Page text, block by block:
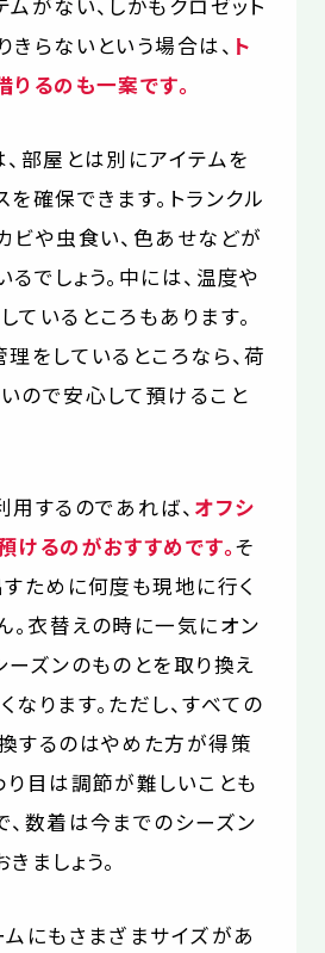
がない、しかもクロゼット
きらないという場合は、 ト
りるのも一案です。
、部屋とは別にアイテムを
確保できます。トランクル
ビや虫食い、色あせなどが
でしょう。中には、温度や
いるところもあります。
理をしているところなら、荷
ので安心して預けること
用するのであれば、 オフシ
けるのがおすすめです。そ
すために何度も現地に行く
。衣替えの時に一気にオン
ーズンのものとを取り換え
ります。ただし、すべての
するのはやめた方が得策
り目は調節が難しいことも
、数着は今までのシーズン
ましょう。
ムにもさまざまサイズがあ